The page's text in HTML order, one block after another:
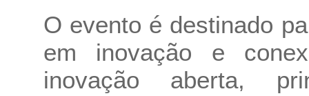
O evento é destinado
em inovação e
inovação aberta,